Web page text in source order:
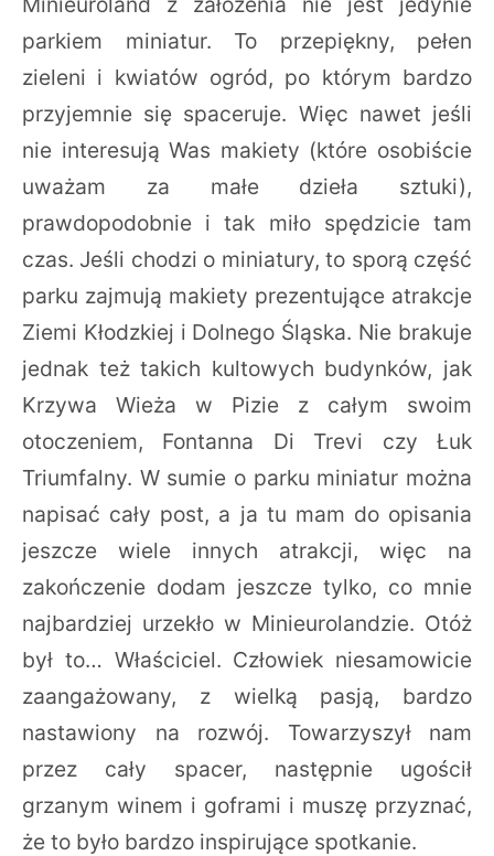
parkiem miniatur. To przepiękny, pełen
zieleni i kwiatów ogród, po którym bardzo
przyjemnie się spaceruje. Więc nawet jeśli
nie interesują Was makiety (które osobiście
uważam za małe dzieła sztuki),
prawdopodobnie i tak miło spędzicie tam
czas. Jeśli chodzi o miniatury, to sporą część
parku zajmują makiety prezentujące atrakcje
Ziemi Kłodzkiej i Dolnego Śląska. Nie brakuje
jednak też takich kultowych budynków, jak
Krzywa Wieża w Pizie z całym swoim
otoczeniem, Fontanna Di Trevi czy Łuk
Triumfalny. W sumie o parku miniatur można
napisać cały post, a ja tu mam do opisania
jeszcze wiele innych atrakcji, więc na
zakończenie dodam jeszcze tylko, co mnie
najbardziej urzekło w Minieurolandzie. Otóż
był to… Właściciel. Człowiek niesamowicie
zaangażowany, z wielką pasją, bardzo
nastawiony na rozwój. Towarzyszył nam
przez cały spacer, następnie ugościł
grzanym winem i goframi i muszę przyznać,
że to było bardzo inspirujące spotkanie.